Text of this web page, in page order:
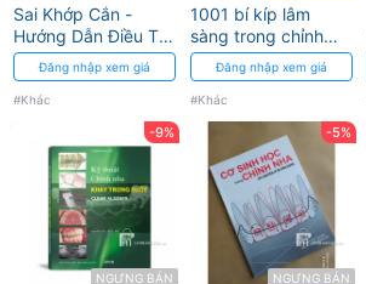
Sai Khớp Cắn -
Hướng Dẫn Điều Trị
Dành Cho Nha Sĩ
Đăng nhập xem giá
#Khác
1001 bí kíp lâm
sàng trong chỉnh
nhaĐăng nhập xem giá
#Khác
-9%
NGƯNG BÁN
-5%
NGƯNG BÁN